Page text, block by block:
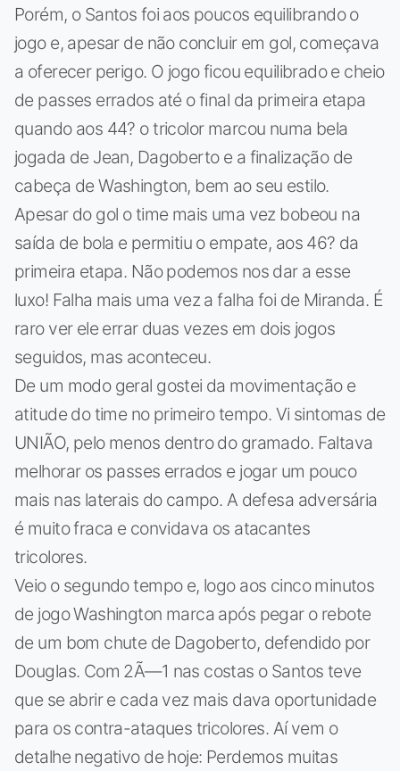
Porém, o Santos foi aos poucos equilibrando o
jogo e, apesar de não concluir em gol, começava
a oferecer perigo. O jogo ficou equilibrado e cheio
de passes errados até o final da primeira etapa
quando aos 44? o tricolor marcou numa bela
jogada de Jean, Dagoberto e a finalização de
cabeça de Washington, bem ao seu estilo.
Apesar do gol o time mais uma vez bobeou na
saída de bola e permitiu o empate, aos 46? da
primeira etapa. Não podemos nos dar a esse
luxo! Falha mais uma vez a falha foi de Miranda. É
raro ver ele errar duas vezes em dois jogos
seguidos, mas aconteceu.
De um modo geral gostei da movimentação e
atitude do time no primeiro tempo. Vi sintomas de
UNIÃO, pelo menos dentro do gramado. Faltava
melhorar os passes errados e jogar um pouco
mais nas laterais do campo. A defesa adversária
é muito fraca e convidava os atacantes
tricolores.
Veio o segundo tempo e, logo aos cinco minutos
de jogo Washington marca após pegar o rebote
de um bom chute de Dagoberto, defendido por
Douglas. Com 2Ã—1 nas costas o Santos teve
que se abrir e cada vez mais dava oportunidade
para os contra-ataques tricolores. Aí vem o
detalhe negativo de hoje: Perdemos muitas